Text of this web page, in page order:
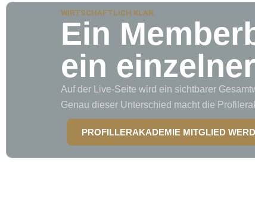
WIRTSCHAFTLICH KLAR
Ein
ein
Auf der Live-Seite wird ein sichtbarer
Genau dieser Unterschied macht die
PROFILLERAKADEMIE MITGLIED